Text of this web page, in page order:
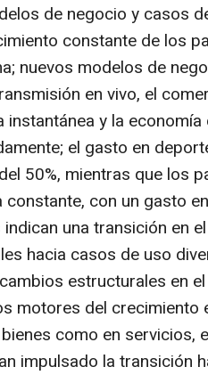
de negocio y casos
constante de los
nuevos modelos de
en vivo, el
instantánea y la
el gasto en
50%, mientras que los
con un gasto
una transición en
hacia casos de uso
estructurales en
motores del crecimiento
como en servicios,
impulsado la transición